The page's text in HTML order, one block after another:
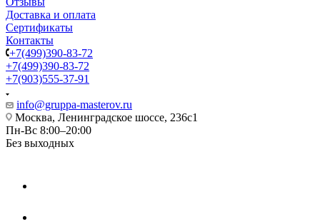
Доставка и оплата
Сертификаты
Контакты
+7(499)390-83-72
+7(499)390-83-72
+7(903)555-37-91
info@gruppa-masterov.ru
Москва, Ленинградское шоссе, 236с1
Пн-Вс 8:00–20:00
Без выходных